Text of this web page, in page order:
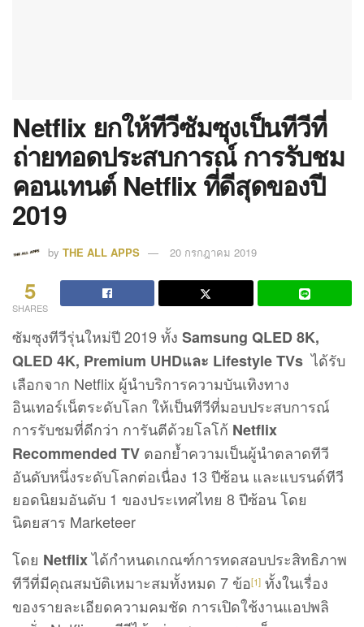
Netflix ยกให้ทีวีซัมซุงเป็นทีวีที่
ถ่ายทอดประสบการณ์ การรับชม
คอนเทนต์ Netflix ที่ดีสุดของปี
2019
by THE ALL APPS 20 กรกฎาคม 2019
5
SHARES
ซัมซุงทีวีรุ่นใหม่ปี 2019 ทั้ง Samsung QLED 8K,
QLED 4K, Premium UHDและ Lifestyle TVs ได้รับ
เลือกจาก Netflix ผู้นำบริการความบันเทิงทาง
อินเทอร์เน็ตระดับโลก ให้เป็นทีวีที่มอบประสบการณ์
การรับชมที่ดีกว่า การันตีด้วยโลโก้ Netflix
Recommended TV ตอกย้ำความเป็นผู้นำตลาดทีวี
อันดับหนึ่งระดับโลกต่อเนื่อง 13 ปีซ้อน และแบรนด์ทีวี
ยอดนิยมอันดับ 1 ของประเทศไทย 8 ปีซ้อน โดย
นิตยสาร Marketeer
โดย Netflixได้กำหนดเกณฑ์การทดสอบประสิทธิภาพ
ทีวีที่มีคุณสมบัติเหมาะสมทั้งหมด 7 ข้อ[1] ทั้งในเรื่อง
ของรายละเอียดความคมชัด การเปิดใช้งานแอปพลิ